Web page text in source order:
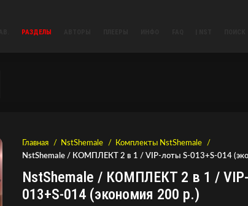
РАЗДЕЛЫ
Главная NstShemale
Комплекты NstShemale
NstShemale / КОМПЛЕКТ 2 в 1 / VIP-лоты S-013+S-014
NstShemale / КОМПЛЕКТ 2 в 1 /
013+S-014 (экономия 200 р.)